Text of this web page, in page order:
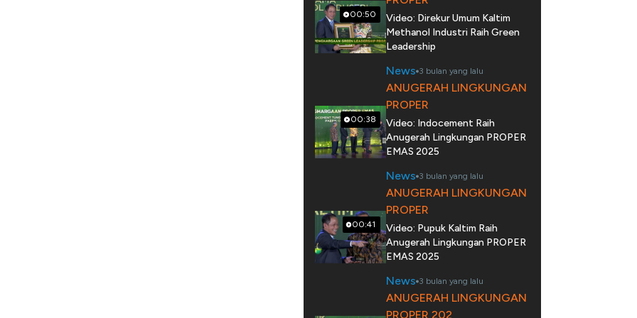
00:50
Video: Direkur Umum Kaltim
Methanol Industri Raih Green
Leadership
News 3 bulan yang lalu
00:38
ANUGERAH LINGKUNGAN
PROPER
Video: Indocement Raih
Anugerah Lingkungan PROPER
EMAS 2025
News 3 bulan yang lalu
00:41
ANUGERAH LINGKUNGAN
PROPER
Video: Pupuk Kaltim Raih
Anugerah Lingkungan PROPER
EMAS 2025
News 3 bulan yang lalu
ANUGERAH LINGKUNGAN
PROPER 202